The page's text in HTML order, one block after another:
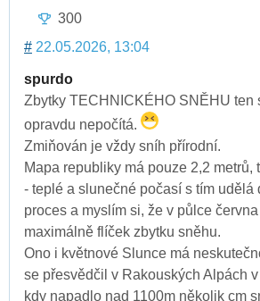
300
# 22.05.2026, 13:04
spurdo
Zbytky TECHNICKÉHO SNĚHU ten
opravdu nepočítá.
Zmiňován je vždy sníh přírodní.
Mapa republiky má pouze 2,2 metrů,
- teplé a slunečné počasí s tím udělá
proces a myslím si, že v půlce
maximálně flíček zbytku sněhu.
Ono i květnové Slunce má
se přesvědčil v Rakouských Alpách
kdy napadlo nad 1100m několik cm